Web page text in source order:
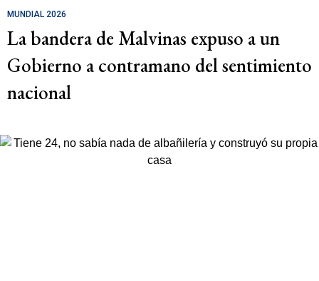
MUNDIAL 2026
La bandera de Malvinas expuso a un
Gobierno a contramano del sentimiento
nacional